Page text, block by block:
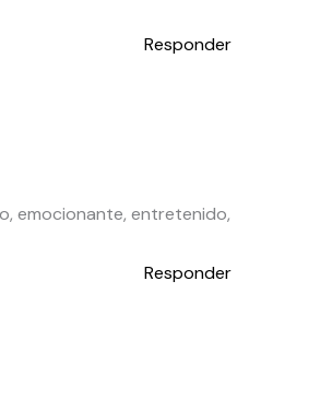
Responder
emocionante, entretenido,
Responder